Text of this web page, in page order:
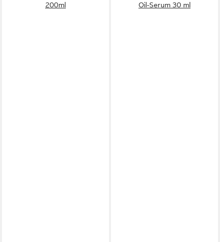
200ml
Oil-Serum 30 ml